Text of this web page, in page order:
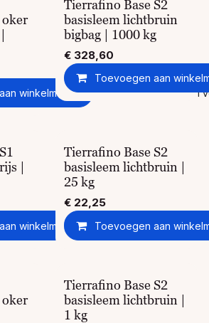
winkelmandje Toevoegen aan
Tierrafino Base S2
basisleem lichtbruin
bigbag | 1000 kg
€ 328,60
Toevoegen aan
|
winkelmandje Toevoegen aan
Tierrafino Base S2
basisleem lichtbruin |
25 kg
€ 22,25
Toevoegen aan
Tierrafino Base S2
basisleem lichtbruin |
1 kg